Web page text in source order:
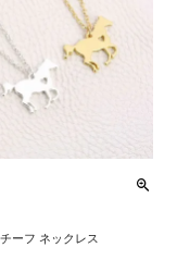
ーフ ネックレス